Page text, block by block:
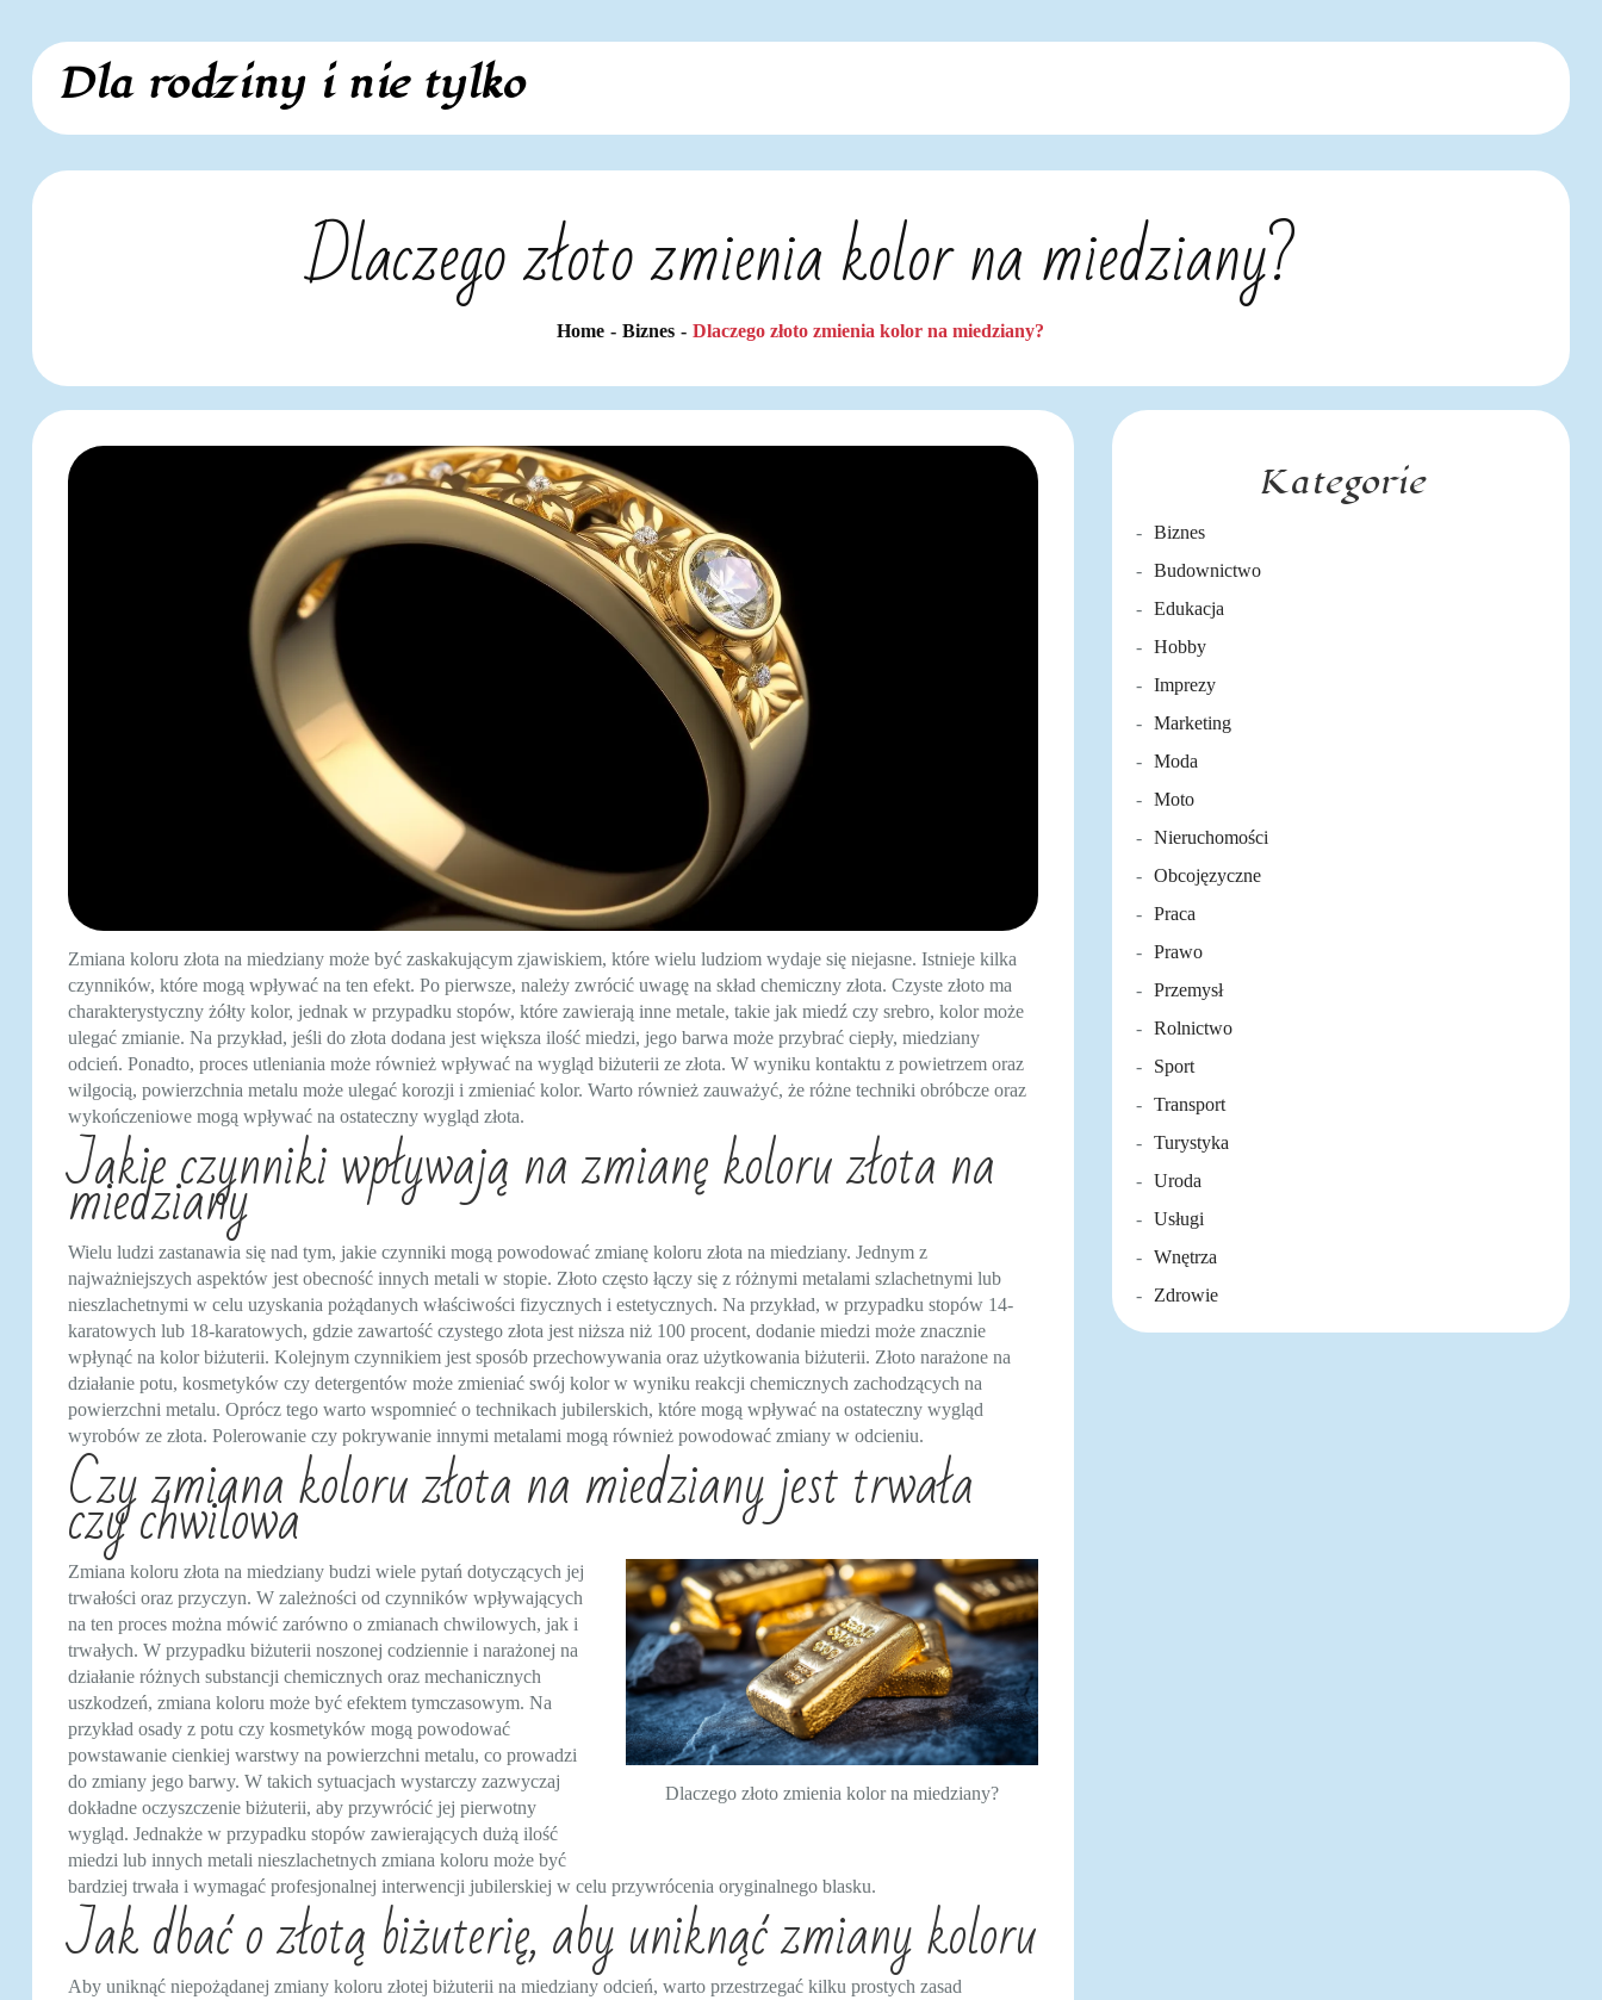
content
Dla rodziny i nie tylko
Dlaczego złoto zmienia kolor na miedziany?
Home Biznes Dlaczego złoto zmienia kolor na miedziany?
Zmiana koloru złota na miedziany może być zaskakującym zjawiskiem, które wielu ludziom wydaje się niejasne. Istnieje kilka
czynników, które mogą wpływać na ten efekt. Po pierwsze, należy zwrócić uwagę na skład chemiczny złota. Czyste złoto ma
charakterystyczny żółty kolor, jednak w przypadku stopów, które zawierają inne metale, takie jak miedź czy srebro, kolor może
ulegać zmianie. Na przykład, jeśli do złota dodana jest większa ilość miedzi, jego barwa może przybrać ciepły, miedziany
odcień. Ponadto, proces utleniania może również wpływać na wygląd biżuterii ze złota. W wyniku kontaktu z powietrzem oraz
wilgocią, powierzchnia metalu może ulegać korozji i zmieniać kolor. Warto również zauważyć, że różne techniki obróbcze oraz
wykończeniowe mogą wpływać na ostateczny wygląd złota.
Jakie czynniki wpływają na zmianę koloru złota na
miedziany
Wielu ludzi zastanawia się nad tym, jakie czynniki mogą powodować zmianę koloru złota na miedziany. Jednym z
najważniejszych aspektów jest obecność innych metali w stopie. Złoto często łączy się z różnymi metalami szlachetnymi lub
nieszlachetnymi w celu uzyskania pożądanych właściwości fizycznych i estetycznych. Na przykład, w przypadku stopów 14-
karatowych lub 18-karatowych, gdzie zawartość czystego złota jest niższa niż 100 procent, dodanie miedzi może znacznie
wpłynąć na kolor biżuterii. Kolejnym czynnikiem jest sposób przechowywania oraz użytkowania biżuterii. Złoto narażone na
działanie potu, kosmetyków czy detergentów może zmieniać swój kolor w wyniku reakcji chemicznych zachodzących na
powierzchni metalu. Oprócz tego warto wspomnieć o technikach jubilerskich, które mogą wpływać na ostateczny wygląd
wyrobów ze złota. Polerowanie czy pokrywanie innymi metalami mogą również powodować zmiany w odcieniu.
Czy zmiana koloru złota na miedziany jest trwała
czy chwilowa
Dlaczego złoto zmienia kolor na miedziany?
Zmiana koloru złota na miedziany budzi wiele pytań dotyczących jej
trwałości oraz przyczyn. W zależności od czynników wpływających
na ten proces można mówić zarówno o zmianach chwilowych, jak i
trwałych. W przypadku biżuterii noszonej codziennie i narażonej na
działanie różnych substancji chemicznych oraz mechanicznych
uszkodzeń, zmiana koloru może być efektem tymczasowym. Na
przykład osady z potu czy kosmetyków mogą powodować
powstawanie cienkiej warstwy na powierzchni metalu, co prowadzi
do zmiany jego barwy. W takich sytuacjach wystarczy zazwyczaj
dokładne oczyszczenie biżuterii, aby przywrócić jej pierwotny
wygląd. Jednakże w przypadku stopów zawierających dużą ilość
miedzi lub innych metali nieszlachetnych zmiana koloru może być
bardziej trwała i wymagać profesjonalnej interwencji jubilerskiej w celu przywrócenia oryginalnego blasku.
Jak dbać o złotą biżuterię, aby uniknąć zmiany koloru
Aby uniknąć niepożądanej zmiany koloru złotej biżuterii na miedziany odcień, warto przestrzegać kilku prostych zasad
Kategorie
Biznes
Budownictwo
Edukacja
Hobby
Imprezy
Marketing
Moda
Moto
Nieruchomości
Obcojęzyczne
Praca
Prawo
Przemysł
Rolnictwo
Sport
Transport
Turystyka
Uroda
Usługi
Wnętrza
Zdrowie